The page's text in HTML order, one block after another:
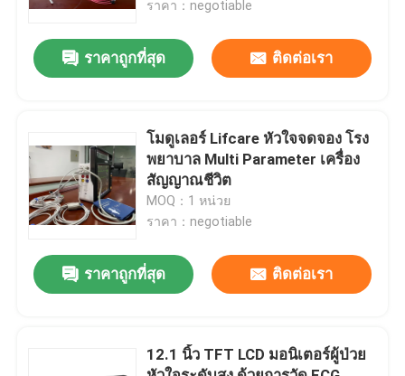
เกี่ยวกับเรา
ควบคุมคุณภาพ
ติดต่อเรา
ราคา：negotiable
ราคาถูกที่สุด ติดต่อเรา
โมดูเลอร์ Lifcare หัวใจจดจอง โรง
พยาบาล Multi Parameter เครื่อง
สัญญาณชีวิต
MOQ：1 หน่วย
ราคา：negotiable
ราคาถูกที่สุด ติดต่อเรา
12.1 นิ้ว TFT LCD มอนิเตอร์ผู้ป่วย